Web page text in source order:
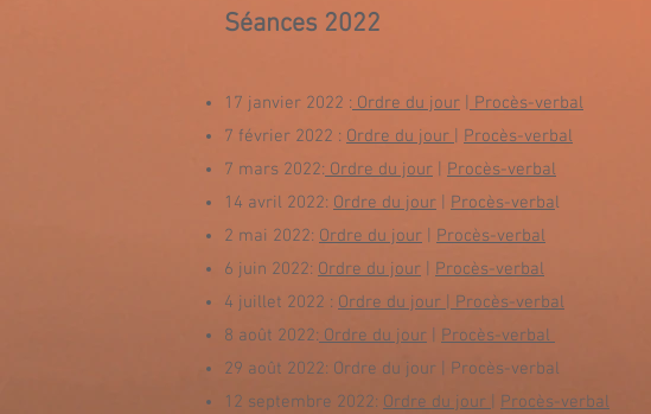
Séances 2022
17 janvier 2022 : Ordre du jour
Procès-verbal
7 février 2022 : Ordre du jour
Procès-verbal
7 mars 2022: Ordre du jour
Procès-verbal
14 avril 2022: Ordre du jour Procès-verbal
2 mai 2022: Ordre du jour
Procès-verbal
6 juin 2022: Ordre du jour
Procès-verbal
4 juillet 2022 : Ordre du jour
Procès-verbal
8 août 2022: Ordre du jour
Procès-verbal
29 août 2022: Ordre du jour | Procès-verbal
12 septembre 2022: Ordre du jour
Procès-verbal